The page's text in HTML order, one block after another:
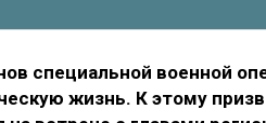
специальной военной
жизнь. К этому